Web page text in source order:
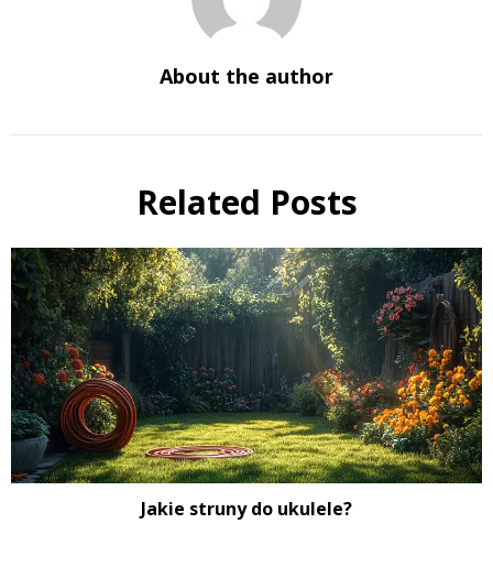
About the author
Related Posts
Jakie struny do ukulele?